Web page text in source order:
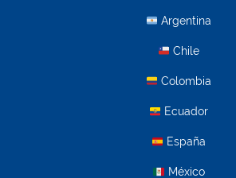
Argentina
Chile
Colombia
Ecuador
España
México